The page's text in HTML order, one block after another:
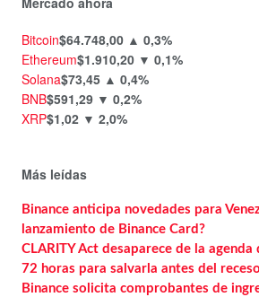
Bitcoin$64.748,00 ▲ 0,3%
Ethereum$1.910,20 ▼ 0,1%
Solana$73,45 ▲ 0,4%
BNB$591,29 ▼ 0,2%
XRP$1,02 ▼ 2,0%
Más leídas
Binance anticipa novedades para
lanzamiento de Binance Card?
CLARITY Act desaparece de la agenda
72 horas para salvarla antes del receso
Binance solicita comprobantes de